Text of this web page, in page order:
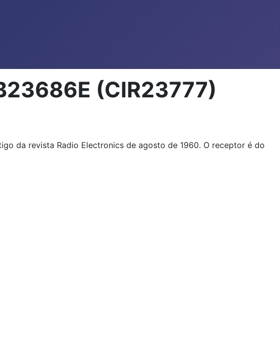
(CIR23777)
da revista Radio Electronics de agosto de 1960. O receptor é do